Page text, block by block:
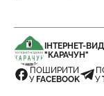
ІНТЕРНЕТ-
"КАРАЧУН"
ПОШИРИТИ
У FACEBOOK
У